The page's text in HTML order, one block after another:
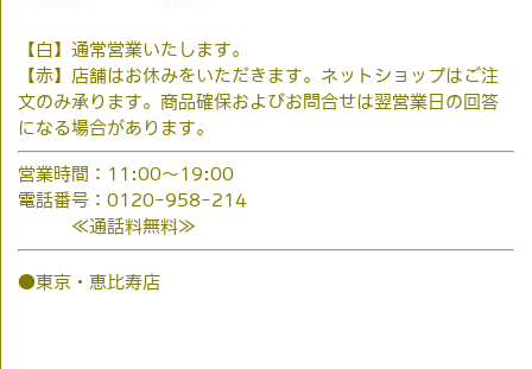
【白】通常営業いたします。
【赤】店舗はお休みをいただきます。ネットショップはご注
文のみ承ります。商品確保およびお問合せは翌営業日の回答
になる場合があります。
営業時間：11:00～19:00
電話番号：0120-958-214
≪通話料無料≫
●東京・恵比寿店